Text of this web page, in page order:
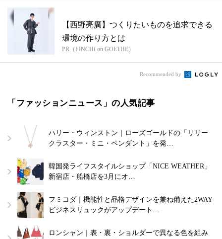
【西野亮廣】つくりたいものを追求できる
環境の作り方とは
PR（FINCHI on GOETHE）
Recommended by
「ファッションニュース」の人気記事
ハリー・ウィンストン｜ローズゴールドの「リリー
クラスター・ミニ・ペンダント」を発…
韓国発ライフスタイルショップ「NICE WEATHER」
新宿店・船橋店を3月にオ…
フミコダ｜機能性と品格デザインを兼ね備えた2WAY
ビジネスリュックがアップデート…
ロンシャン｜表・裏・ショルダーで異なる色を組み